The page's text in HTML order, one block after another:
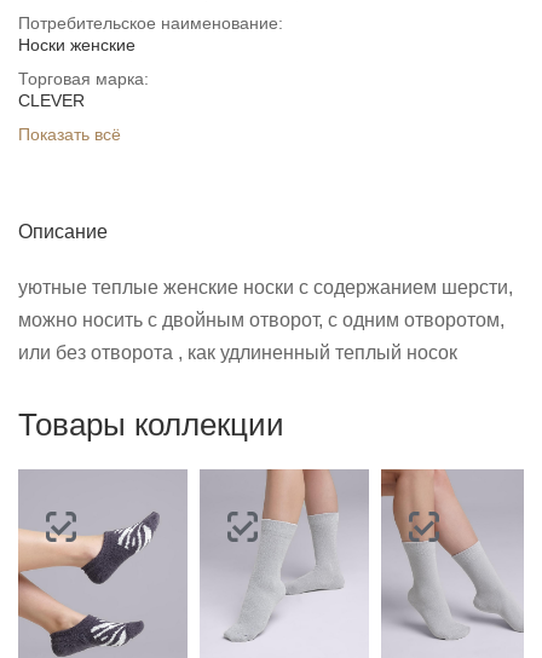
Потребительское наименование:
Носки женские
Торговая марка:
CLEVER
Показать всё
Описание
уютные теплые женские носки с содержанием шерсти,
можно носить с двойным отворот, с одним отворотом,
или без отворота , как удлиненный теплый носок
Товары коллекции